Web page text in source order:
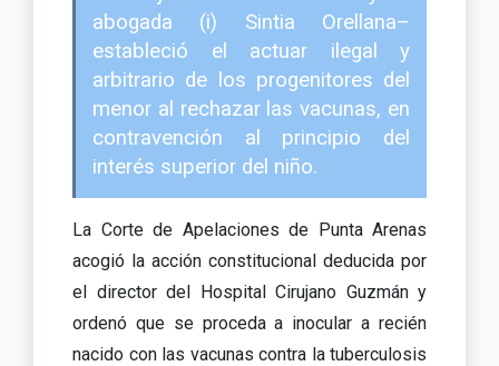
abogada (i) Sintia Orellana–
estableció el actuar ilegal y
arbitrario de los progenitores del
menor al rechazar las vacunas, en
contravención al principio del
interés superior del niño.
La Corte de Apelaciones de Punta Arenas
acogió la acción constitucional deducida por
el director del Hospital Cirujano Guzmán y
ordenó que se proceda a inocular a recién
nacido con las vacunas contra la tuberculosis